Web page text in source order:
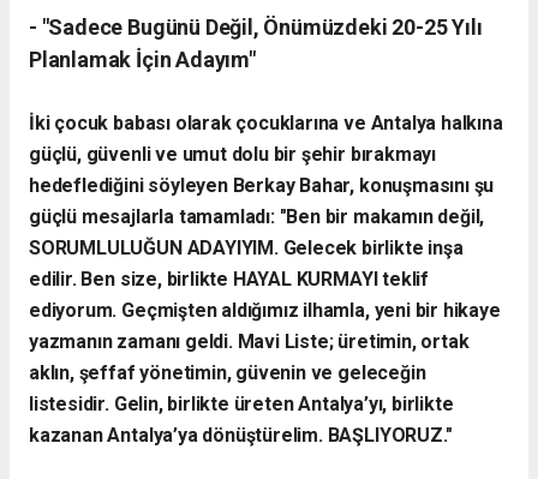
- ​"Sadece Bugünü Değil, Önümüzdeki 20-25 Yılı
Planlamak İçinAdayım"
​İki çocuk babası olarak çocuklarına ve Antalya halkına
güçlü, güvenli ve umut dolu bir şehir bırakmayı
hedeflediğini söyleyen Berkay Bahar, konuşmasını şu
güçlü mesajlarla tamamladı: "Ben bir makamın değil,
SORUMLULUĞUN ADAYIYIM. Gelecek birlikte inşa
edilir. Ben size, birlikte HAYAL KURMAYI teklif
ediyorum. Geçmişten aldığımız ilhamla, yeni bir hikaye
yazmanın zamanı geldi. Mavi Liste; üretimin, ortak
aklın, şeffaf yönetimin, güvenin ve geleceğin
listesidir. Gelin, birlikte üreten Antalya’yı, birlikte
kazanan Antalya’ya dönüştürelim. BAŞLIYORUZ."